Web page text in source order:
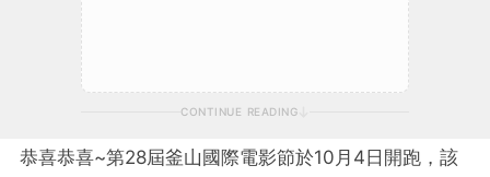
CONTINUE READING
恭喜恭喜~第28屆釜山國際電影節於10月4日開跑，該